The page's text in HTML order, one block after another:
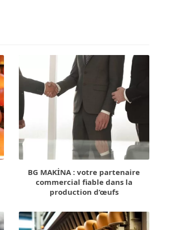
BG MAKİNA : votre partenaire
commercial fiable dans la
production d’œufs